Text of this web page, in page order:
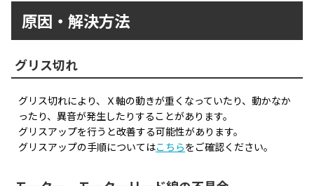
原因・解決方法
グリス切れ
グリス切れにより、Ｘ軸の動きが重くなっていたり、動かなか
ったり、異音が発生したりすることがあります。
グリスアップを行うと改善する可能性があります。
グリスアップの手順についてはこちらをご確認ください。